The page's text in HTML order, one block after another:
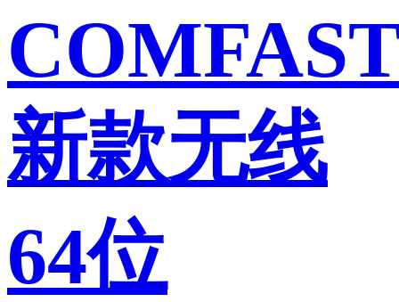
新款无线
64位